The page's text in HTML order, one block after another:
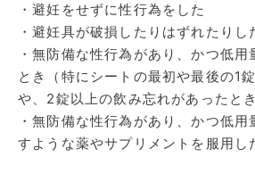
・避妊をせずに性行為をした
・避妊具が破損したりはずれたりし
・無防備な性行為があり、かつ低用
とき（特にシートの最初や最後の1
や、2錠以上の飲み忘れがあったとき
・無防備な性行為があり、かつ低
すような薬やサプリメントを服用し